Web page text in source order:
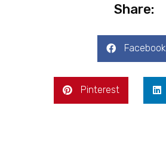
Share:
Facebook
Pinterest